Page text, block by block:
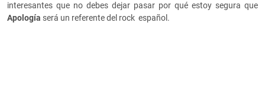
interesantes que no debes dejar pasar por qué estoy segura que
Apología será un referente del rock español.